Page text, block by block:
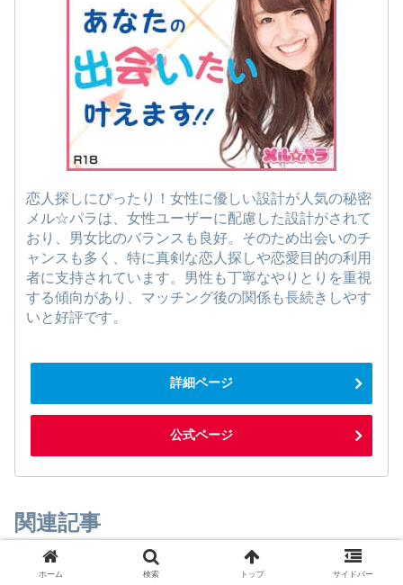
恋人探しにぴったり！女性に優しい設計が人気の秘密
メル☆パラは、女性ユーザーに配慮した設計がされて
おり、男女比のバランスも良好。そのため出会いのチ
ャンスも多く、特に真剣な恋人探しや恋愛目的の利用
者に支持されています。男性も丁寧なやりとりを重視
する傾向があり、マッチング後の関係も長続きしやす
いと好評です。
詳細ページ
公式ページ
関連記事
出会いニュース 理想の出会い、もう諦めないで！
ホーム 検索 トップ サイドバー